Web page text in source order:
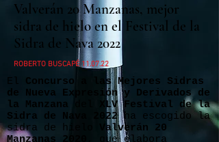
Valverán 20 Manzanas, mejor
sidra de hielo en el Festival de la
Sidra de Nava 2022
ROBERTO BUSCAPÉ 11.07.22
E l Concurso a las Mejores Sidras
de Nueva Expresión y Derivados de
la Manzana
XLV Festival de la
Sidra de Nava 2022ha escogido la
sidra de hielo
Valverán 20
Manzanas 2020
, que elabora